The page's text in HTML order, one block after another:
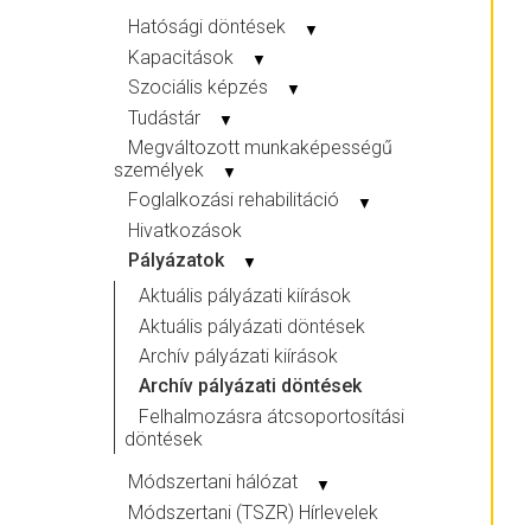
Hatósági döntések ▼
Kapacitások ▼
Szociális képzés ▼
Tudástár ▼
Megváltozott munkaképességű
személyek
▼
Foglalkozási rehabilitáció ▼
Hivatkozások
Pályázatok
▼
Aktuális pályázati kiírások
Aktuális pályázati döntések
Archív pályázati kiírások
Archív pályázati döntések
Felhalmozásra átcsoportosítási
döntések
Módszertani hálózat
▼
Módszertani (TSZR) Hírlevelek